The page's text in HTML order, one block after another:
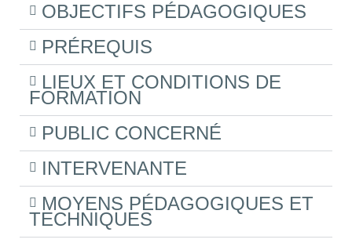
OBJECTIFS PÉDAGOGIQUES
PRÉREQUIS
LIEUX ET CONDITIONS DE
FORMATION
PUBLIC CONCERNÉ
INTERVENANTE
MOYENS PÉDAGOGIQUES ET
TECHNIQUES